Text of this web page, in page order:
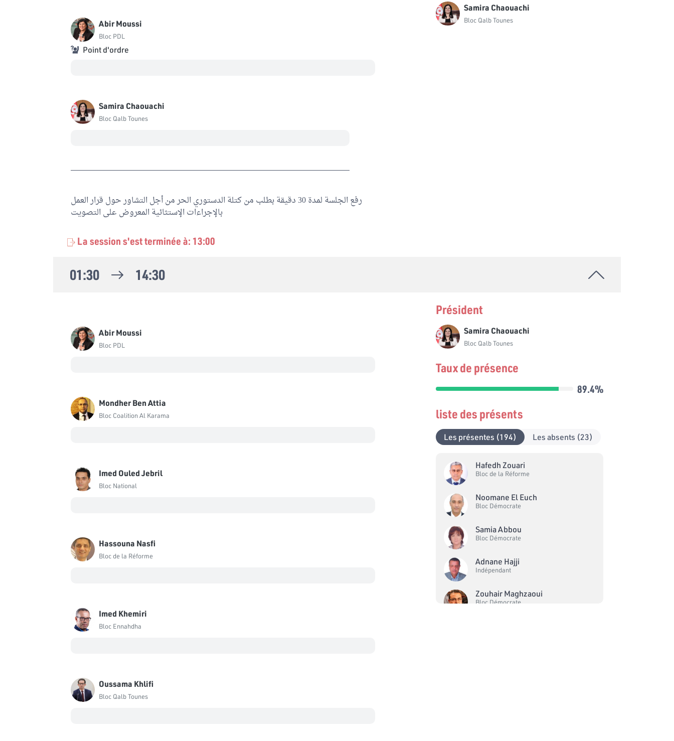
Abir Moussi
Bloc PDL
Point d'ordre
Samira Chaouachi
Bloc Qalb Tounes
رفع الجلسة لمدة 30 دقيقة بطلب من كتلة الدستوري الحر من أجل التشاور حول قرار العمل
بالإجراءات الإستثائية المعروض على التصويت
Samira Chaouachi
Bloc Qalb Tounes
La session s'est terminée à: 13:00
01:30 14:30
Abir Moussi
Bloc PDL
Mondher Ben Attia
Bloc Coalition Al Karama
Imed Ouled Jebril
Bloc National
Hassouna Nasfi
Bloc de la Réforme
Imed Khemiri
Bloc Ennahdha
Oussama Khlifi
Bloc Qalb Tounes
Président
Samira Chaouachi
Bloc Qalb Tounes
Taux de présence
89.4%
liste des présents
Les présentes (194) Les absents (23)
Hafedh Zouari
Bloc de la Réforme
Noomane El Euch
Bloc Démocrate
Samia Abbou
Bloc Démocrate
Adnane Hajji
Indépendant
Zouhair Maghzaoui
Bloc Démocrate